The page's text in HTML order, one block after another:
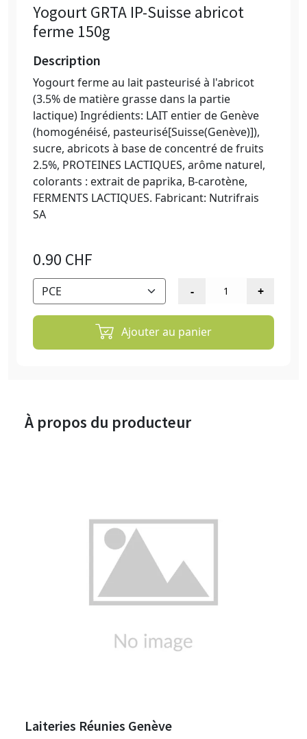
Yogourt GRTA IP-Suisse abricot
ferme 150g
Description
Yogourt ferme au lait pasteurisé à l'abricot
(3.5% de matière grasse dans la partie
lactique) Ingrédients: LAIT entier de Genève
(homogénéisé, pasteurisé[Suisse(Genève)]),
sucre, abricots à base de concentré de fruits
2.5%, PROTEINES LACTIQUES, arôme naturel,
colorants : extrait de paprika, B-carotène,
FERMENTS LACTIQUES. Fabricant: Nutrifrais
SA
0.90 CHF
Ajouter au panier
À propos du producteur
Laiteries Réunies Genève